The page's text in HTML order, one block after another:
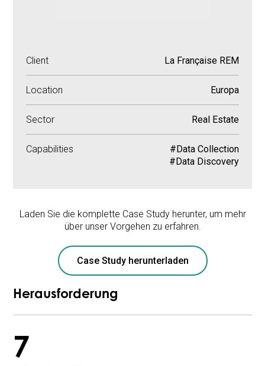
Client La Française REM
Location Europa
Sector Real Estate
Capabilities
#Data Collection
#Data Discovery
Laden Sie die komplette Case Study herunter, um mehr
über unser Vorgehen zu erfahren.
Case Study herunterladen
Herausforderung
7